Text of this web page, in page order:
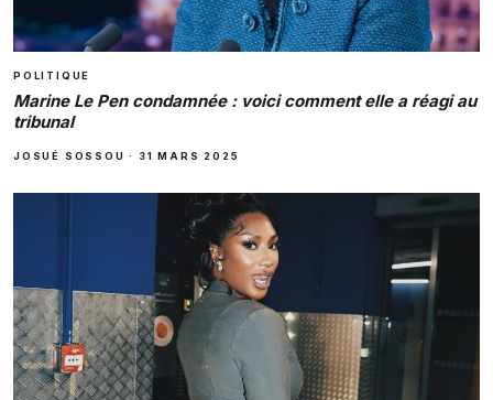
POLITIQUE
Marine Le Pen condamnée : voici comment elle a réagi au
tribunal
JOSUÉ SOSSOU · 31 MARS 2025